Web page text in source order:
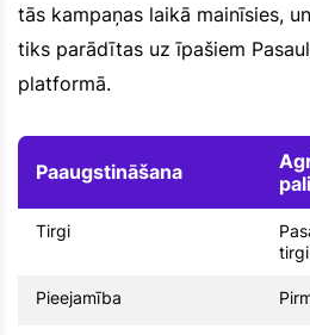
tās kampaņas laikā mainīsies,
tiks parādītas uz īpašiem
platformā.
Paaugstināšana
Tirgi
tirgi
Pieejamība